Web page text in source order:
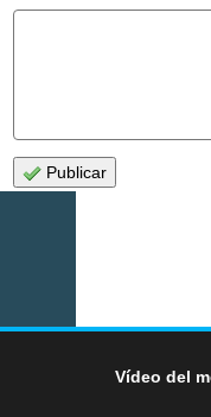
Publicar
Vídeo del